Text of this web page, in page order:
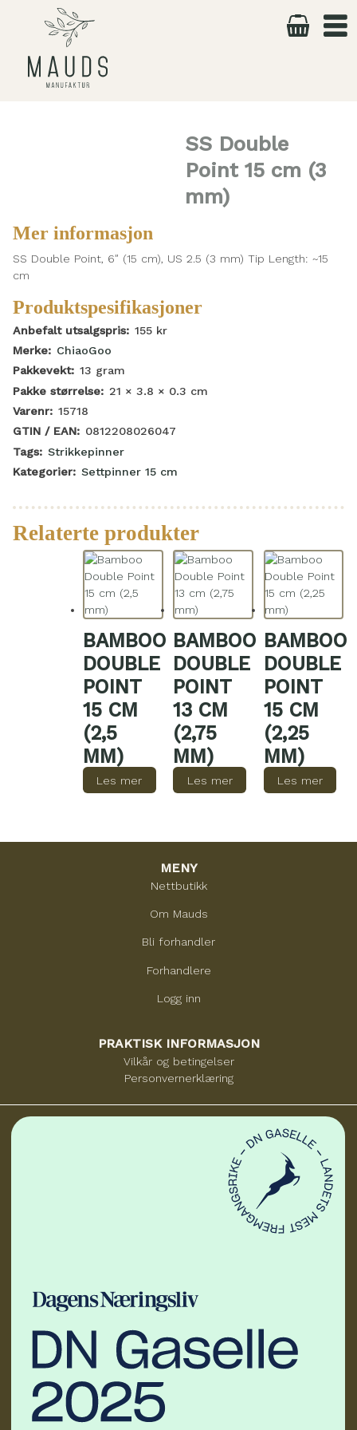
SS Double
Point 15 cm (3
mm)
Mer informasjon
SS Double Point, 6″ (15 cm), US 2.5 (3 mm) Tip Length: ~15
cm
Produktspesifikasjoner
Anbefalt utsalgspris: 155 kr
Merke: ChiaoGoo
Pakkevekt: 13 gram
Pakke størrelse: 21 × 3.8 × 0.3 cm
Varenr: 15718
GTIN / EAN: 0812208026047
Tags: Strikkepinner
Kategorier: Settpinner 15 cm
Relaterte produkter
BAMBOO
DOUBLE
POINT
15 CM
(2,5
MM)
Les mer
BAMBOO
DOUBLE
POINT
13 CM
(2,75
MM)
Les mer
BAMBOO
DOUBLE
POINT
15 CM
(2,25
MM)
Les mer
MENY
Nettbutikk
Om Mauds
Bli forhandler
Forhandlere
Logg inn
PRAKTISK INFORMASJON
Vilkår og betingelser
Personvernerklæring